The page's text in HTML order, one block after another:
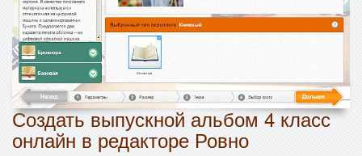
Создать выпускной альбом 4 класс
онлайн в редакторе Ровно